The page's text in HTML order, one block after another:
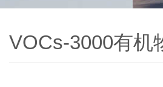
VOCs-3000有机